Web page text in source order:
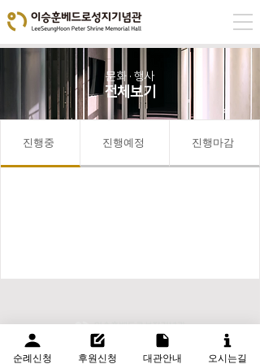
문화 · 행사
전체보기
진행중 진행예정 진행마감
정기 운영 시간 AM 09:00 ~ PM 06:00 메일 문의 leesh_seongji@caincheon.or.kr
순례신청 후원신청 대관안내 오시는길